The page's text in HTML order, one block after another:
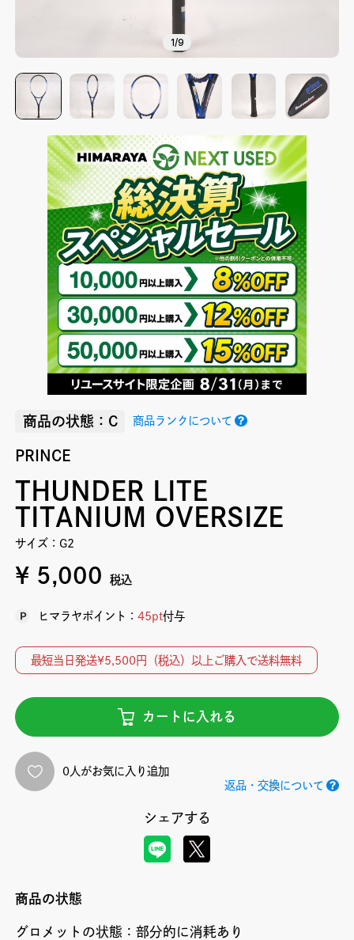
1/9
商品の状態：C 商品ランクについて
PRINCE
THUNDER LITE
TITANIUM OVERSIZE
サイズ：G2
¥ 5,000税込
ヒマラヤポイント： 45pt付与
最短当日発送¥5,500円（税込）以上ご購入で送料無料
カートに入れる
0人がお気に入り追加
返品・交換について
シェアする
商品の状態
グロメットの状態：部分的に消耗あり